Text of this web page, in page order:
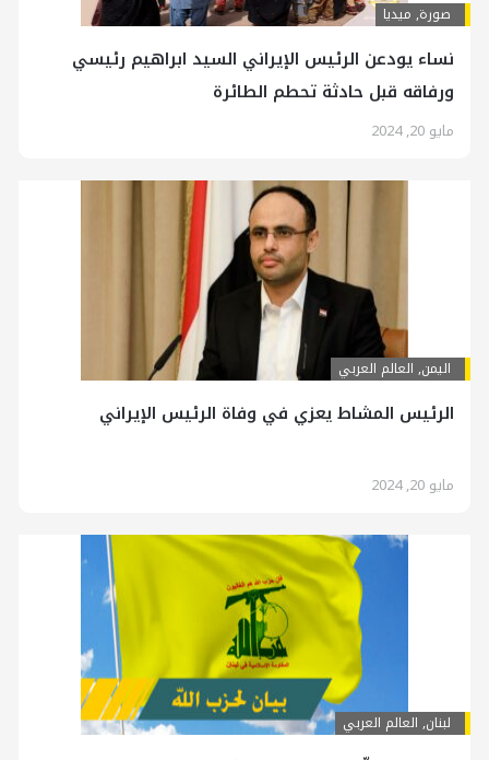
صورة, ميديا
نساء يودعن الرئيس الإيراني السيد ابراهيم رئيسي
ورفاقه قبل حادثة تحطم الطائرة
مايو 20, 2024
اليمن, العالم العربي
الرئيس المشاط يعزي في وفاة الرئيس الإيراني
مايو 20, 2024
لبنان, العالم العربي